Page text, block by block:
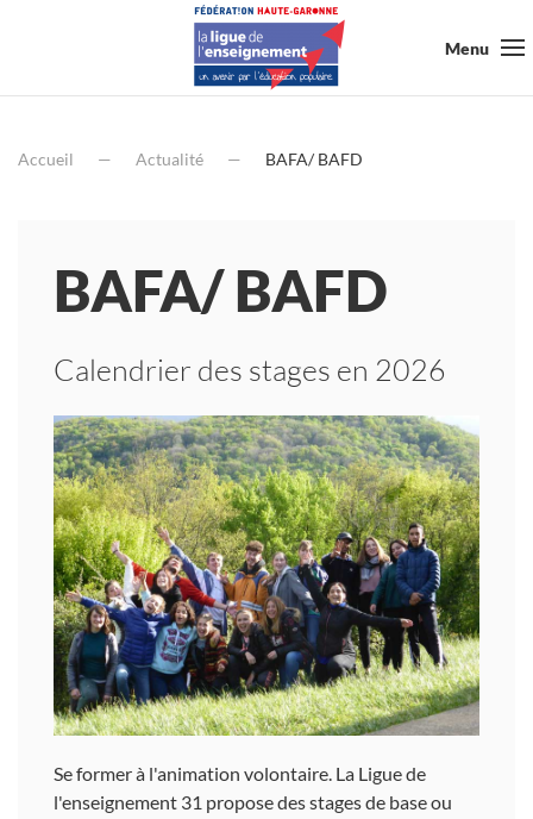
Menu
Accueil Actualité BAFA/ BAFD
BAFA/ BAFD
Calendrier des stages en 2026
Se former à l'animation volontaire. La Ligue de
l'enseignement 31 propose des stages de base ou